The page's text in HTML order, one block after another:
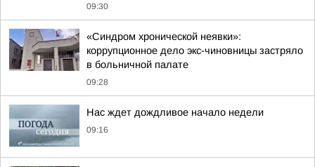
09:30
«Синдром хронической неявки»:
коррупционное дело экс-чиновницы застряло
в больничной палате
09:28
Нас ждет дождливое начало недели
09:16